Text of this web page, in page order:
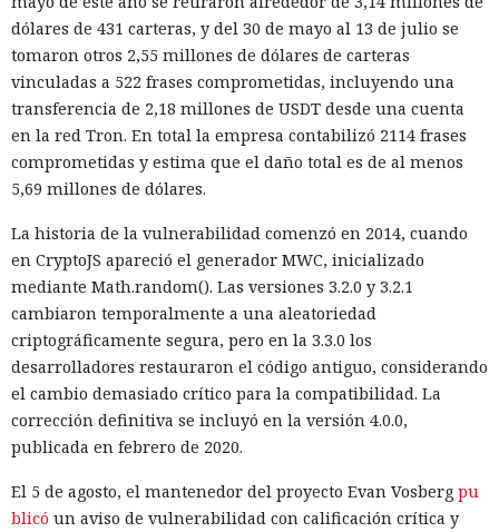
dólares de 431 carteras, y del 30 de mayo al 13 de julio se
tomaron otros 2,55 millones de dólares de carteras
vinculadas a 522 frases comprometidas, incluyendo una
transferencia de 2,18 millones de USDT desde una cuenta
en la red Tron. En total la empresa contabilizó 2114 frases
comprometidas y estima que el daño total es de al menos
5,69 millones de dólares.
La historia de la vulnerabilidad comenzó en 2014, cuando
en CryptoJS apareció el generador MWC, inicializado
mediante Math.random(). Las versiones 3.2.0 y 3.2.1
cambiaron temporalmente a una aleatoriedad
criptográficamente segura, pero en la 3.3.0 los
desarrolladores restauraron el código antiguo, considerando
el cambio demasiado crítico para la compatibilidad. La
corrección definitiva se incluyó en la versión 4.0.0,
publicada en febrero de 2020.
El 5 de agosto, el mantenedor del proyecto Evan Vosberg pu
blicó un aviso de vulnerabilidad con calificación crítica y